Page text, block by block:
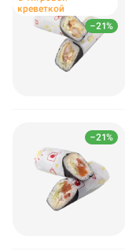
–21%
креветкой
–21%